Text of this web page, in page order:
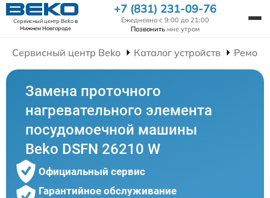
Сервисный центр Bekoв
Нижнем Новгороде
+7 (831) 231-09-76
Ежедневно с 9:00 до 21:00
Позвонить мне утром
Сервисный центр Beko Каталог устройств
Замена проточного
нагревательного элемента
посудомоечной машины
Beko DSFN 26210 W
Официальный сервис
Гарантийное обслуживание